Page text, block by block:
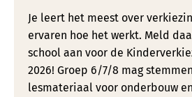
Je leert het meest over
ervaren hoe het werkt. Meld
school aan voor de
2026! Groep 6/7/8 mag
lesmateriaal voor onderbouw